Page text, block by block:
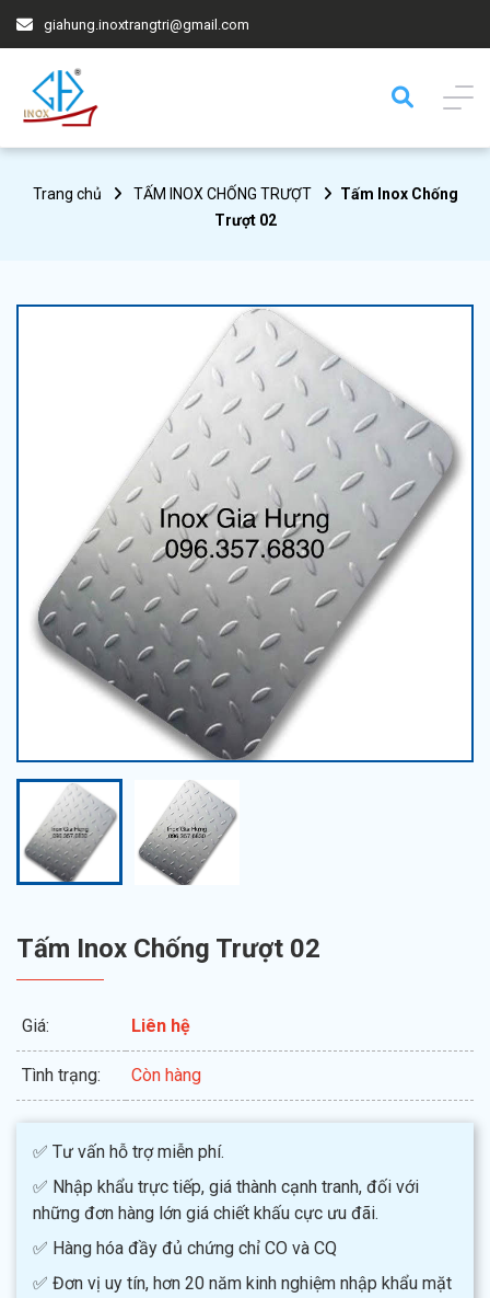
giahung.inoxtrangtri@gmail.com
Trang chủ TẤM INOX CHỐNG TRƯỢT
Tấm Inox Chống
Trượt 02
Tấm Inox Chống Trượt 02
Giá: Liên hệ
Tình trạng: Còn hàng
✅ Tư vấn hỗ trợ miễn phí.
✅ Nhập khẩu trực tiếp, giá thành cạnh tranh, đối với
những đơn hàng lớn giá chiết khấu cực ưu đãi.
✅ Hàng hóa đầy đủ chứng chỉ CO và CQ
✅ Đơn vị uy tín, hơn 20 năm kinh nghiệm nhập khẩu mặt